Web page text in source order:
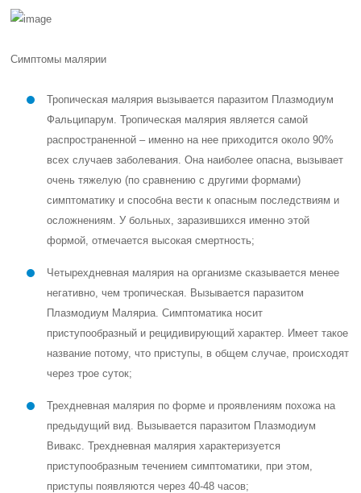
Симптомы малярии
Тропическая малярия вызывается паразитом Плазмодиум
Фальципарум. Тропическая малярия является самой
распространенной – именно на нее приходится около 90%
всех случаев заболевания. Она наиболее опасна, вызывает
очень тяжелую (по сравнению с другими формами)
симптоматику и способна вести к опасным последствиям и
осложнениям. У больных, заразившихся именно этой
формой, отмечается высокая смертность;
Четырехдневная малярия на организме сказывается менее
негативно, чем тропическая. Вызывается паразитом
Плазмодиум Маляриа. Симптоматика носит
приступообразный и рецидивирующий характер. Имеет такое
название потому, что приступы, в общем случае, происходят
через трое суток;
Трехдневная малярия по форме и проявлениям похожа на
предыдущий вид. Вызывается паразитом Плазмодиум
Вивакс. Трехдневная малярия характеризуется
приступообразным течением симптоматики, при этом,
приступы появляются через 40-48 часов;